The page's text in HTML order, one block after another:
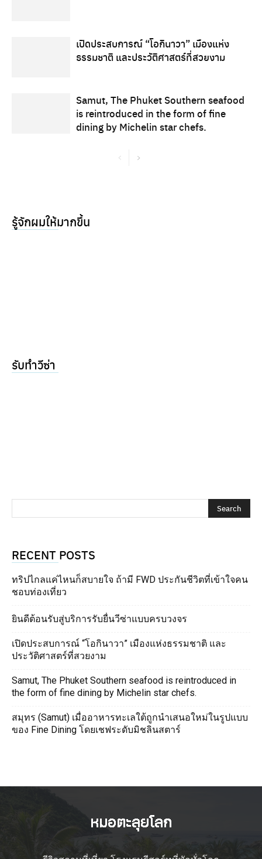
เปิดประสบการณ์ “โอกินาวา” เมืองแห่ง
ธรรมชาติ และประวัติศาสตร์ที่สวยงาม
Samut, The Phuket Southern seafood
is reintroduced in the form of fine
dining by Michelin star chefs.
รู้จักผมให้มากขึ้น
รับทำวีซ่า
RECENT POSTS
ทริปไกลแค่ไหนก็สบายใจ ถ้ามี FWD ประกันชีวิตที่เข้าใจคน
ชอบท่องเที่ยว
ยินดีต้อนรับสู่บริการรับยื่นวีซ่าแบบครบวงจร
เปิดประสบการณ์ “โอกินาวา” เมืองแห่งธรรมชาติ และ
ประวัติศาสตร์ที่สวยงาม
Samut, The Phuket Southern seafood is reintroduced in
the form of fine dining by Michelin star chefs.
สมุทร (Samut) เมื่ออาหารทะเลใต้ถูกนำเสนอใหม่ในรูปแบบ
ของ Fine Dining โดยเชฟระดับมิชลินสตาร์